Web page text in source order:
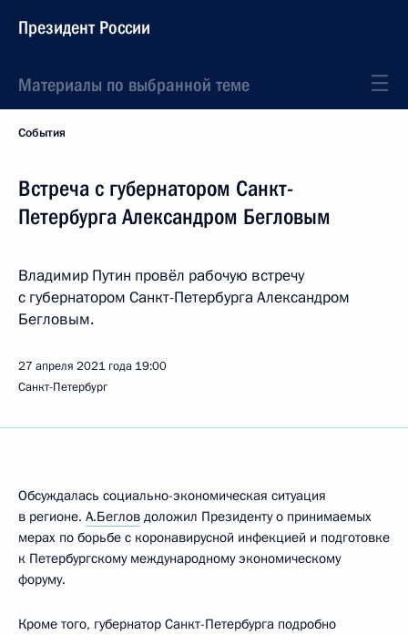
Президент России
Материалы по выбранной теме
События
Встреча с губернатором Санкт-
Петербурга Александром Бегловым
Владимир Путин провёл рабочую встречу
с губернатором Санкт-Петербурга Александром
Бегловым.
27 апреля 2021 года 19:00
Санкт-Петербург
Обсуждалась социально-экономическая ситуация
в регионе. А.Беглов доложил Президенту о принимаемых
мерах по борьбе с коронавирусной инфекцией и подготовке
к Петербургскому международному экономическому
форуму.
Кроме того, губернатор Санкт-Петербурга подробно